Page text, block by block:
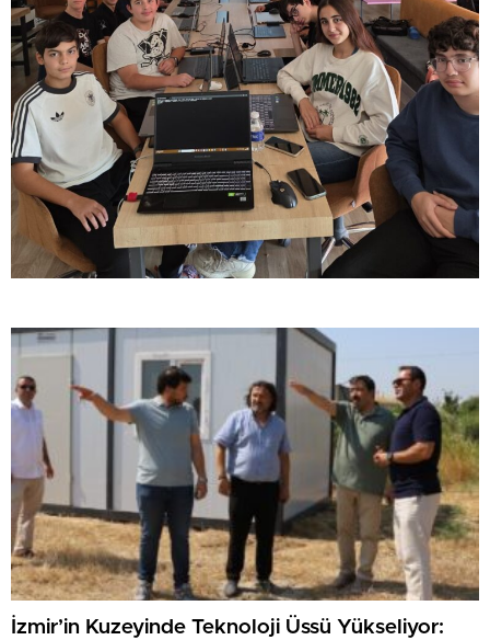
İzmir’in Kuzeyinde Teknoloji Üssü Yükseliyor: